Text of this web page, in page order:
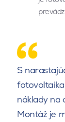
S
náklady na
Montáž je